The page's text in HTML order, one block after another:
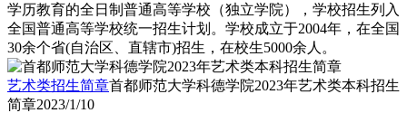
学历教育的全日制普通高等学校（独立学院），学校招生列入
全国普通高等学校统一招生计划。学校成立于2004年，在全国
30余个省(自治区、直辖市)招生，在校生5000余人。
艺术类招生简章首都师范大学科德学院2023年艺术类本科招生
简章2023/1/10